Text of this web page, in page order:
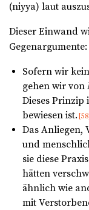
(niyya) laut
Dieser Einwand
Gegenargumente:
Sofern wir
gehen wir von
Dieses Prinzip
bewiesen ist. [58]
Das Anliegen,
und
sie diese
hätten
ähnlich wie
mit